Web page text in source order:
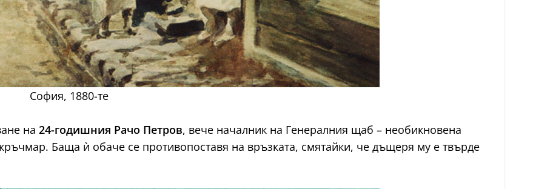
София, 1880-те
на 24-годишния Рачо Петров, вече началник на Генералния щаб – необикновена
Баща ѝ обаче се противопоставя на връзката, смятайки, че дъщеря му е твърде